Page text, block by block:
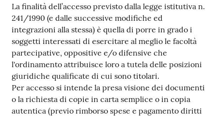
Seguici
su
La finalità dell’accesso previsto dalla legge istitutiva n.
241/1990 (e dalle successive modifiche ed
integrazioni alla stessa) è quella di porre in grado i
soggetti interessati di esercitare al meglio le facoltà
partecipative, oppositive e/o difensive che
l'ordinamento attribuisce loro a tutela delle posizioni
giuridiche qualificate di cui sono titolari.
Per accesso si intende la presa visione dei documenti
o la richiesta di copie in carta semplice o in copia
autentica (previo rimborso spese e pagamento diritti